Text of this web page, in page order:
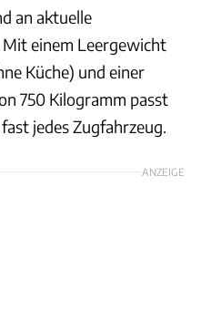
an aktuelle
einem Leergewicht
Küche) und einer
750 Kilogramm passt
jedes Zugfahrzeug.
ANZEIGE